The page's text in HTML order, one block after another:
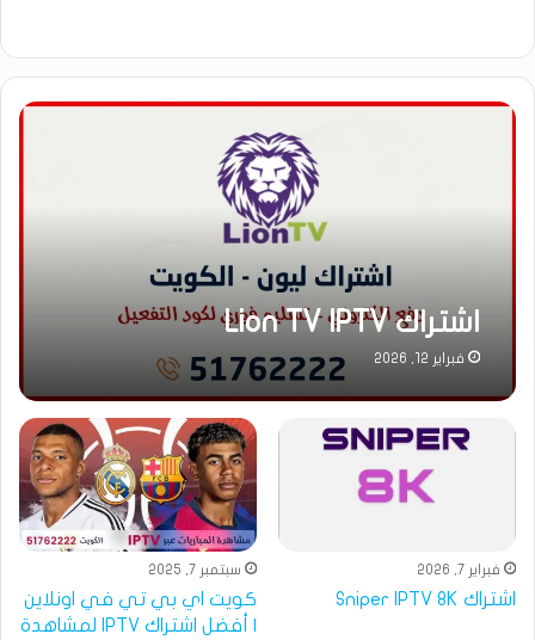
اشتراك Lion TV IPTV
فبراير 12, 2026
فبراير 7, 2026
اشتراك Sniper IPTV 8K
سبتمبر 7, 2025
كويت اي بي تي في اونلاين
| أفضل اشتراك IPTV لمشاهدة